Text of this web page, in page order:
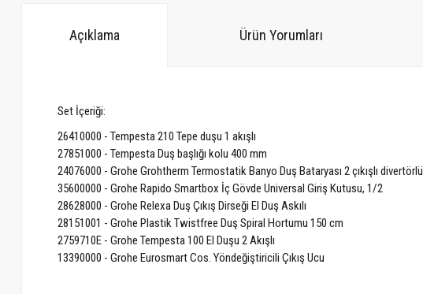
Açıklama Ürün Yorumları
Set İçeriği:
26410000 - Tempesta 210 Tepe duşu 1 akışlı
27851000 - Tempesta Duş başlığı kolu 400 mm
24076000 - Grohe Grohtherm Termostatik Banyo Duş Bataryası 2 çıkışlı divertörlü
35600000 - Grohe Rapido Smartbox İç Gövde Universal Giriş Kutusu, 1/2
28628000 - Grohe Relexa Duş Çıkış Dirseği El Duş Askılı
28151001 - Grohe Plastik Twistfree Duş Spiral Hortumu 150 cm
2759710E - Grohe Tempesta 100 El Duşu 2 Akışlı
13390000 - Grohe Eurosmart Cos. Yöndeğiştiricili Çıkış Ucu